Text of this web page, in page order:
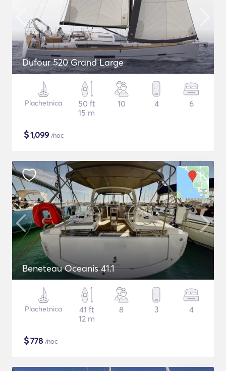
Dufour 520 Grand Large
Plachetnica
50 ft
15 m
10 4 6
$1,099 /noc
Beneteau Oceanis 41.1
Plachetnica
41 ft
12 m
8 3 4
$778 /noc